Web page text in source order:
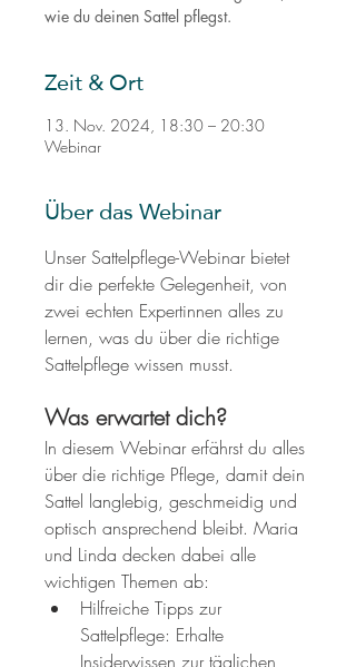
wie du deinen Sattel pflegst.
Zeit & Ort
13. Nov. 2024, 18:30 – 20:30
Webinar
Über das Webinar
Unser Sattelpflege-Webinar bietet
dir die perfekte Gelegenheit, von
zwei echten Expertinnen alles zu
lernen, was du über die richtige
Sattelpflege wissen musst.
Was erwartet dich?
In diesem Webinar erfährst du alles
über die richtige Pflege, damit dein
Sattel langlebig, geschmeidig und
optisch ansprechend bleibt. Maria
und Linda decken dabei alle
wichtigen Themen ab:
Hilfreiche Tipps zur
Sattelpflege: Erhalte
Insiderwissen zur täglichen